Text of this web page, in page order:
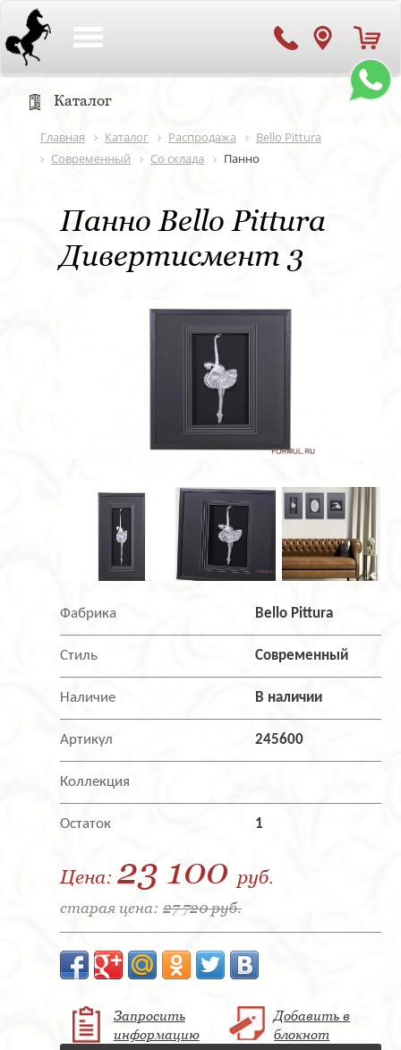
Каталог
Главная Каталог Распродажа
Bello Pittura
Современный
Со склада Панно
Панно Bello Pittura
Дивертисмент 3
Фабрика Bello Pittura
Стиль Современный
Наличие В наличии
Артикул 245600
Коллекция
Остаток 1
Цена: 23 100 руб.
старая цена: 27 720 руб.
Запросить
информацию
Добавить в
блокнот